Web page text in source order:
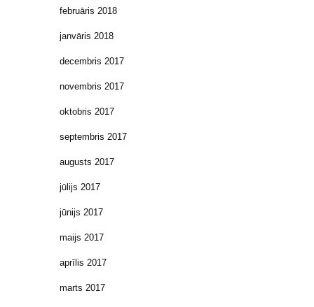
februāris 2018
janvāris 2018
decembris 2017
novembris 2017
oktobris 2017
septembris 2017
augusts 2017
jūlijs 2017
jūnijs 2017
maijs 2017
aprīlis 2017
marts 2017